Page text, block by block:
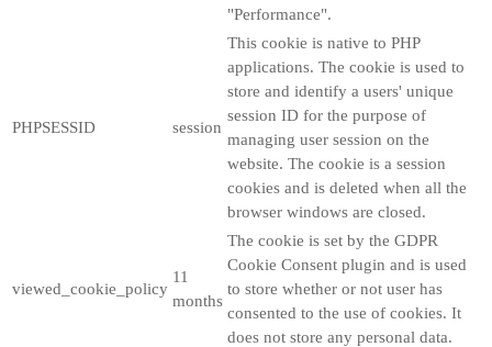
"Performance".
PHPSESSID session
This cookie is native to PHP
applications. The cookie is used to
store and identify a users' unique
session ID for the purpose of
managing user session on the
website. The cookie is a session
cookies and is deleted when all the
browser windows are closed.
viewed_cookie_policy
11
months
The cookie is set by the GDPR
Cookie Consent plugin and is used
to store whether or not user has
consented to the use of cookies. It
does not store any personal data.